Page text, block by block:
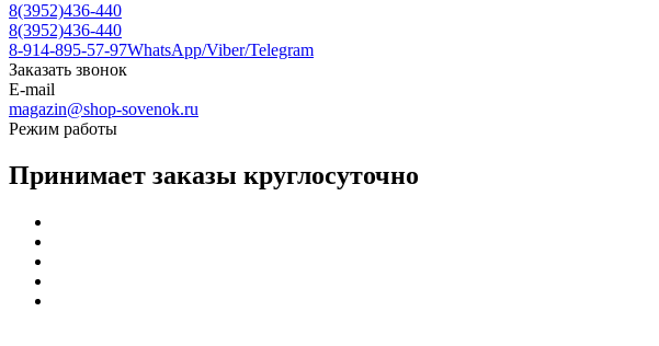
8(3952)436-440
8(3952)436-440
8-914-895-57-97WhatsApp/Viber/Telegram
Заказать звонок
E-mail
magazin@shop-sovenok.ru
Режим работы
Принимает заказы круглосуточно